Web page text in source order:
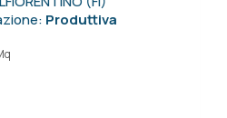
Produttiva